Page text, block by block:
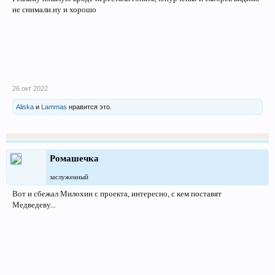
не снимали.ну и хорошо
26 окт 2022
Aliska и Lammas нравится это.
Ромашечка
заслуженный
Вот и сбежал Милохин с проекта, интересно, с кем поставят
Медведеву...